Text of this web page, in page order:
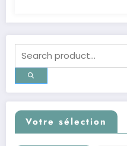
Votre sélection